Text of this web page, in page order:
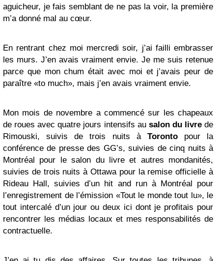
aguicheur, je fais semblant de ne pas la voir, la première
m’a donné mal au cœur.
En rentrant chez moi mercredi soir, j’ai failli embrasser
les murs. J’en avais vraiment envie. Je me suis retenue
parce que mon chum était avec moi et j’avais peur de
paraître «to much», mais j’en avais vraiment envie.
Mon mois de novembre a commencé sur les chapeaux
de roues avec quatre jours intensifs au salon du livrede
Rimouski, suivis de trois nuits à Torontopour la
conférence de presse des GG’s, suivies de cinq nuits à
Montréal pour le salon du livre et autres mondanités,
suivies de trois nuits à Ottawa pour la remise officielle à
Rideau Hall, suivies d’un hit and run à Montréal pour
l’enregistrement de l’émission «Tout le monde tout lu», le
tout intercalé d’un jour ou deux ici dont je profitais pour
rencontrer les médias locaux et mes responsabilités de
contractuelle.